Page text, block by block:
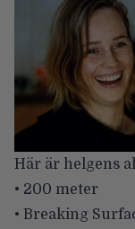
Här är helgens
• 200 meter
• Breaking